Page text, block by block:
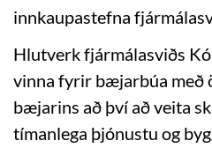
innkaupastefna
Hlutverk fjármálasviðs
vinna fyrir bæjarbúa með
bæjarins að því að veita
tímanlega þjónustu og